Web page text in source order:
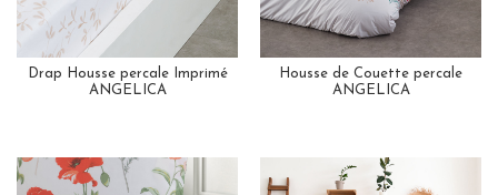
Drap Housse percale Imprimé
ANGELICA
Housse de Couette percale
ANGELICA